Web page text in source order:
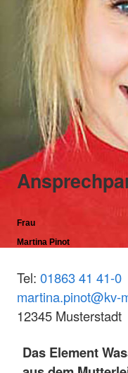
Frau
Martina Pinot
Tel: 01863 41 41-0
martina.pinot@kv-
12345 Musterstadt
Das Element